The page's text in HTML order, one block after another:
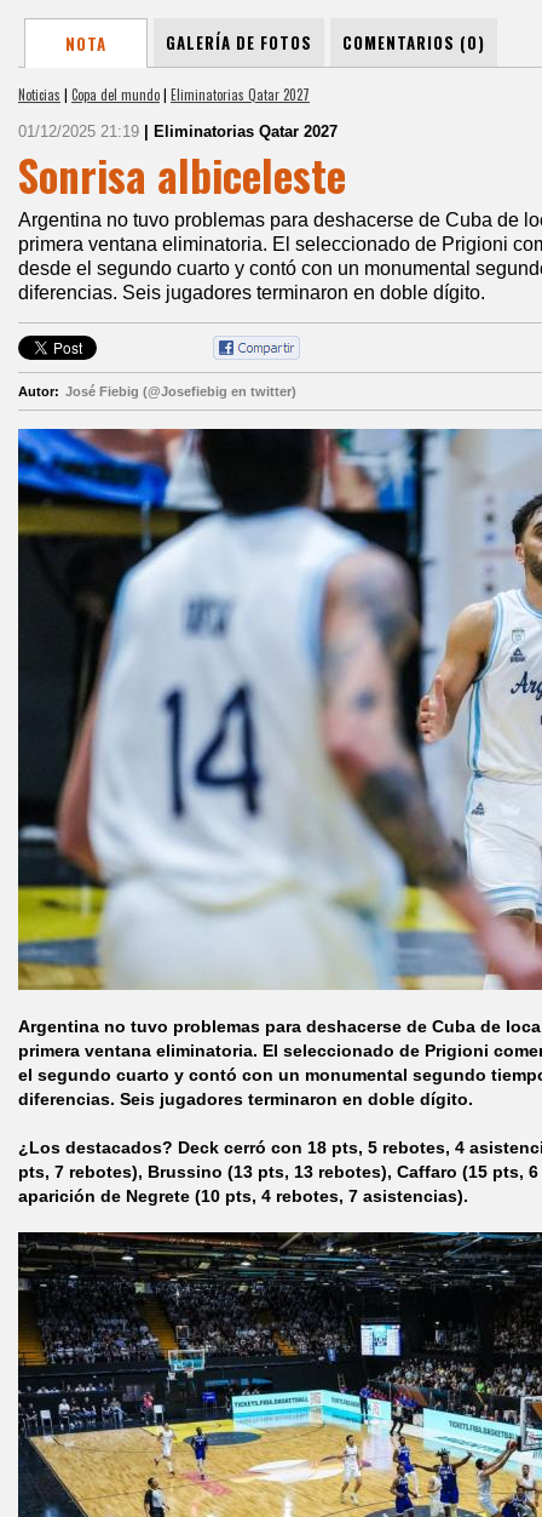
NOTA GALERÍA DE FOTOS COMENTARIOS (0)
Noticias | Copa del mundo| Eliminatorias Qatar 2027
01/12/2025 21:19 | Eliminatorias Qatar 2027
Sonrisa albiceleste
Argentina no tuvo problemas para deshacerse de Cuba de
primera ventana eliminatoria. El seleccionado de Prigioni
desde el segundo cuarto y contó con un monumental
diferencias. Seis jugadores terminaron en doble dígito.
Autor: José Fiebig (@Josefiebig en twitter)
Argentina no tuvo problemas para deshacerse de Cuba de
primera ventana eliminatoria. El seleccionado de Prigioni
el segundo cuarto y contó con un monumental segundo
diferencias. Seis jugadores terminaron en doble dígito.
¿Los destacados? Deck cerró con 18 pts, 5 rebotes, 4
pts, 7 rebotes), Brussino (13 pts, 13 rebotes), Caffaro (15 pts,
aparición de Negrete (10 pts, 4 rebotes, 7 asistencias).